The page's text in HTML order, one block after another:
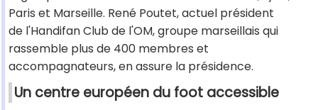
Paris et Marseille. René Poutet, actuel président
de l'Handifan Club de l'OM, groupe marseillais qui
rassemble plus de 400 membres et
accompagnateurs, en assure la présidence.
Un centre européen du foot accessible